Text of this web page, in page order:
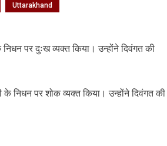
Uttarakhand
पर दुःख व्यक्त किया। उन्होंने दिवंगत की
के निधन पर शोक व्यक्त किया। उन्होंने दिवंगत की